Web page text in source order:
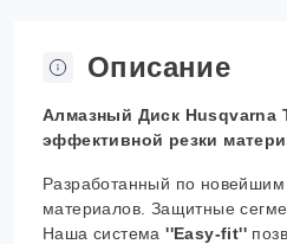
Описание
Алмазный Диск Husqvarna
эффективной резки
Разработанный по новейшим
материалов. Защитные
Наша система''Easy-fit''